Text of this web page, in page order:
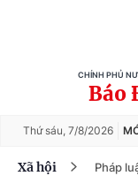
CHÍNH PHỦ
Báo
Thứ sáu, 7/8/2026
Xã hội Pháp